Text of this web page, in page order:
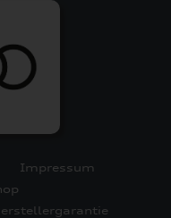
Impressum